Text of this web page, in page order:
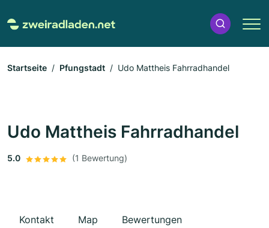
Startseite Pfungstadt Udo Mattheis Fahrradhandel
Udo Mattheis Fahrradhandel
5.0 (1 Bewertung)
Kontakt Map Bewertungen